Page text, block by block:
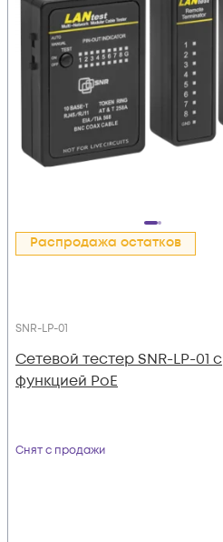
Распродажа остатков
SNR-LP-01
Сетевой тестер SNR-LP-01 с
функцией PoE
Снят с продажи